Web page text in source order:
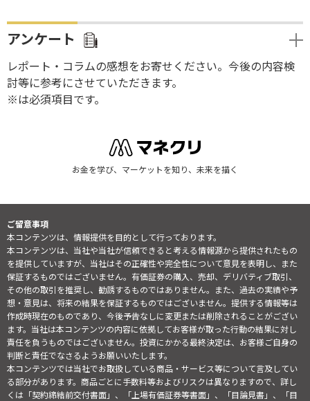
アンケート
レポート・コラムの感想をお寄せください。今後の内容検
討等に参考にさせていただきます。
※は必須項目です。
お金を学び、マーケットを知り、未来を描く
ご留意事項
本コンテンツは、情報提供を目的として行っております。
本コンテンツは、当社や当社が信頼できると考える情報源から提供されたもの
を提供していますが、当社はその正確性や完全性について意見を表明し、また
保証するものではございません。有価証券の購入、売却、デリバティブ取引、
その他の取引を推奨し、勧誘するものではありません。また、過去の実績や予
想・意見は、将来の結果を保証するものではございません。提供する情報等は
作成時現在のものであり、今後予告なしに変更または削除されることがござい
ます。当社は本コンテンツの内容に依拠してお客様が取った行動の結果に対し
責任を負うものではございません。投資にかかる最終決定は、お客様ご自身の
判断と責任でなさるようお願いいたします。
本コンテンツでは当社でお取扱している商品・サービス等について言及してい
る部分があります。商品ごとに手数料等およびリスクは異なりますので、詳し
くは「契約締結前交付書面」、「上場有価証券等書面」、「目論見書」、「目